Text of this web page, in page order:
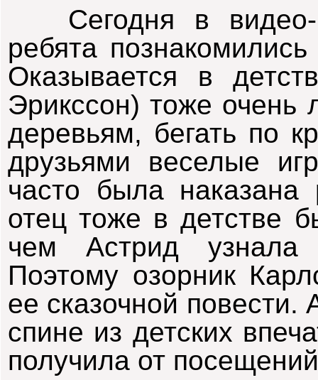
Сегодня в видео-
ребята
Оказывается в
Эрикссон) тоже очень
деревьям, бегать по
друзьями веселые
часто была
отец тоже в детстве
чем Астрид узнала
Поэтому озорник
ее сказочной повести.
спине из детских
получила от